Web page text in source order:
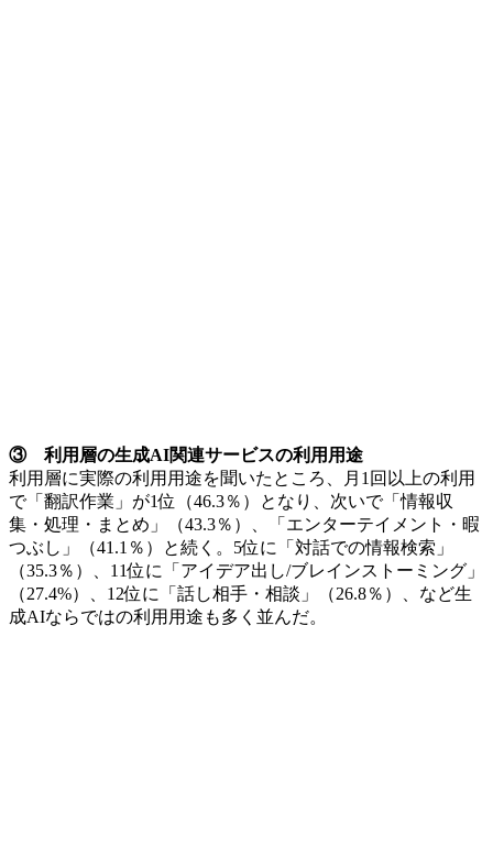
③ 利用層の生成AI関連サービスの利用用途
利用層に実際の利用用途を聞いたところ、月1回以上の利用
で「翻訳作業」が1位（46.3％）となり、次いで「情報収
集・処理・まとめ」（43.3％）、「エンターテイメント・暇
つぶし」（41.1％）と続く。5位に「対話での情報検索」
（35.3％）、11位に「アイデア出し/ブレインストーミング」
（27.4%）、12位に「話し相手・相談」（26.8％）、など生
成AIならではの利用用途も多く並んだ。